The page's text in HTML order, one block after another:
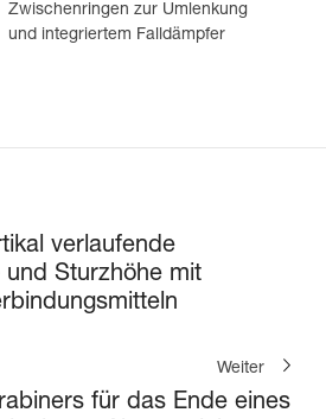
Zwischenringen zur Umlenkung
und integriertem Falldämpfer
verlaufende
Sturzhöhe mit
Weiter
für das Ende eines